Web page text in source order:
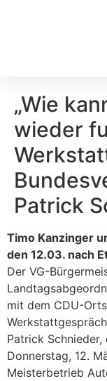
„Wie
wieder
Patrick
Timo Kanzinger
den 12.03. nach
Der VG-
mit dem CDU-
Patrick
Donnerstag, 12.
Meisterbetrieb